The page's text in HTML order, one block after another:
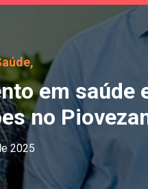
saúde
em saúde
no
2025